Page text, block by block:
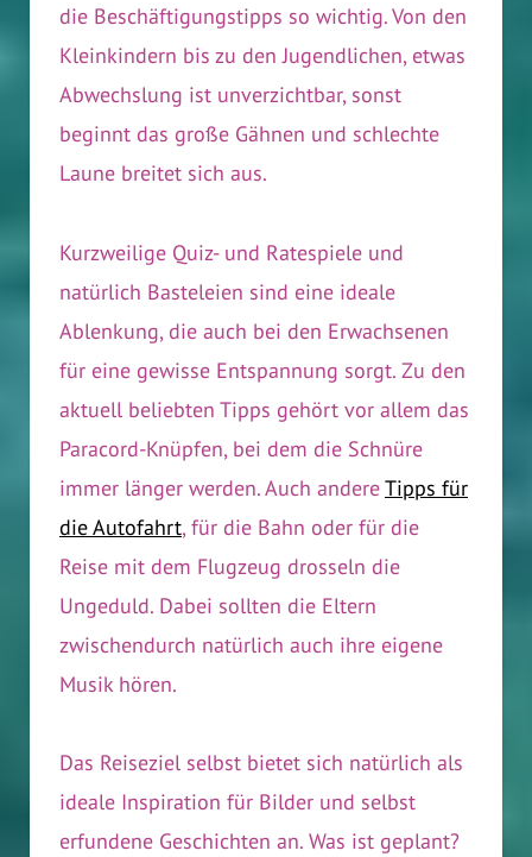
die Beschäftigungstipps so wichtig. Von den
Kleinkindern bis zu den Jugendlichen, etwas
Abwechslung ist unverzichtbar, sonst
beginnt das große Gähnen und schlechte
Laune breitet sich aus.
Kurzweilige Quiz- und Ratespiele und
natürlich Basteleien sind eine ideale
Ablenkung, die auch bei den Erwachsenen
für eine gewisse Entspannung sorgt. Zu den
aktuell beliebten Tipps gehört vor allem das
Paracord-Knüpfen, bei dem die Schnüre
immer länger werden. Auch andereTipps für
die Autofahrt, für die Bahn oder für die
Reise mit dem Flugzeug drosseln die
Ungeduld. Dabei sollten die Eltern
zwischendurch natürlich auch ihre eigene
Musik hören.
Das Reiseziel selbst bietet sich natürlich als
ideale Inspiration für Bilder und selbst
erfundene Geschichten an. Was ist geplant?